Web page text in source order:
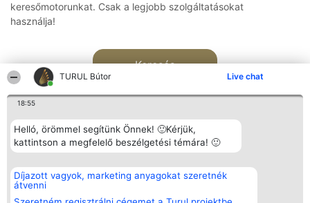
TURUL Bútor Live chat
18:55
Helló, örömmel segítünk Önnek! 🙂Kérjük,
kattintson a megfelelő beszélgetési témára! 🙂
Díjazott vagyok, marketing anyagokat szeretnék
átvenni
keresőmotorunkat. Csak a legjobb szolgáltatásokat
használja!
Keresés
Rangsorszervező
SC Beautiful Company S.R.L.
Bulevardul Aleea Timișul De
Sus Nr. 2, Bl. A30, Sc. A, Et.
Népszavazás
Nyertesek
Elérhetőség
Elérhetőség